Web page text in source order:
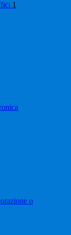
1
o